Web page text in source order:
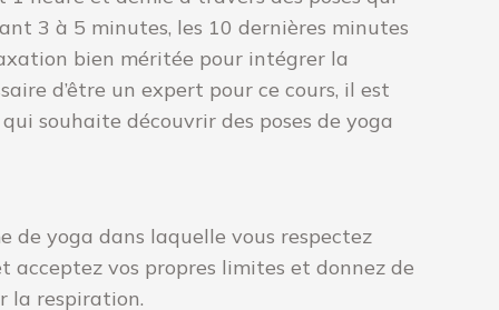
3 à 5 minutes, les 10 dernières minutes
bien méritée pour intégrer la
d’être un expert pour ce cours, il est
souhaite découvrir des poses de yoga
de yoga dans laquelle vous respectez
acceptez vos propres limites et donnez de
la respiration.